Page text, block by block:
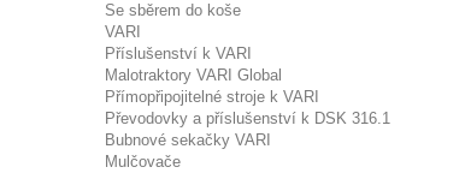
Se sběrem do koše
VARI
Příslušenství k VARI
Malotraktory VARI Global
Přímopřipojitelné stroje k VARI
Převodovky a příslušenství k DSK 316.1
Bubnové sekačky VARI
Mulčovače